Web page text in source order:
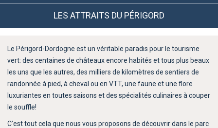
LES ATTRAITS DU PÉRIGORD
Le Périgord-Dordogne est un véritable paradis pour le tourisme
vert: des centaines de châteaux encore habités et tous plus beaux
les uns que les autres, des milliers de kilomètres de sentiers de
randonnée à pied, à cheval ou en VTT, une faune et une flore
luxuriantes en toutes saisons et des spécialités culinaires à couper
le souffle!
C’est tout cela que nous vous proposons de découvrir dans le parc